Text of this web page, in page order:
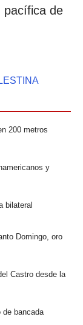
pacífica de
200 metros
y
bilateral
Domingo, oro
Castro desde la
de bancada